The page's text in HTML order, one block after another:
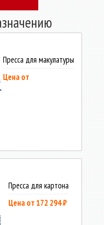
Пресса для макулатуры
Цена от
Пресса для картона
Цена от 172 294 ₽